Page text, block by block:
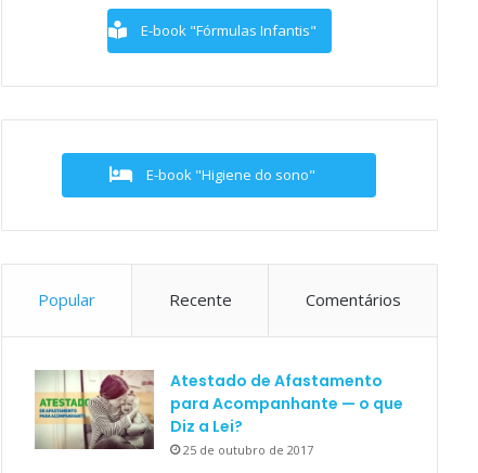
E-book "Fórmulas Infantis"
E-book "Higiene do sono"
Popular Recente Comentários
Atestado de Afastamento
para Acompanhante — o que
Diz a Lei?
25 de outubro de 2017